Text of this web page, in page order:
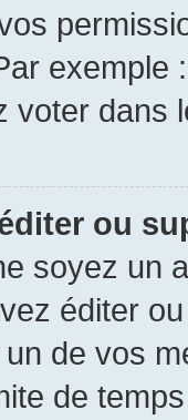
exemple
voter dans
ou
soyez un
éditer
de vos
de